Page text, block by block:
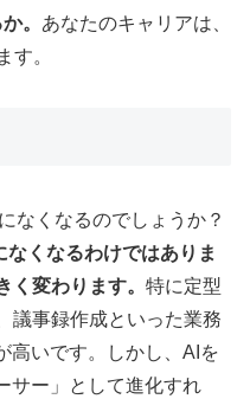
。 あなたのキャリアは、
す。
なくなるのでしょうか？
くなるわけではありま
く変わります。 特に定型
議事録作成といった業務
高いです。しかし、AIを
サー」として進化すれ